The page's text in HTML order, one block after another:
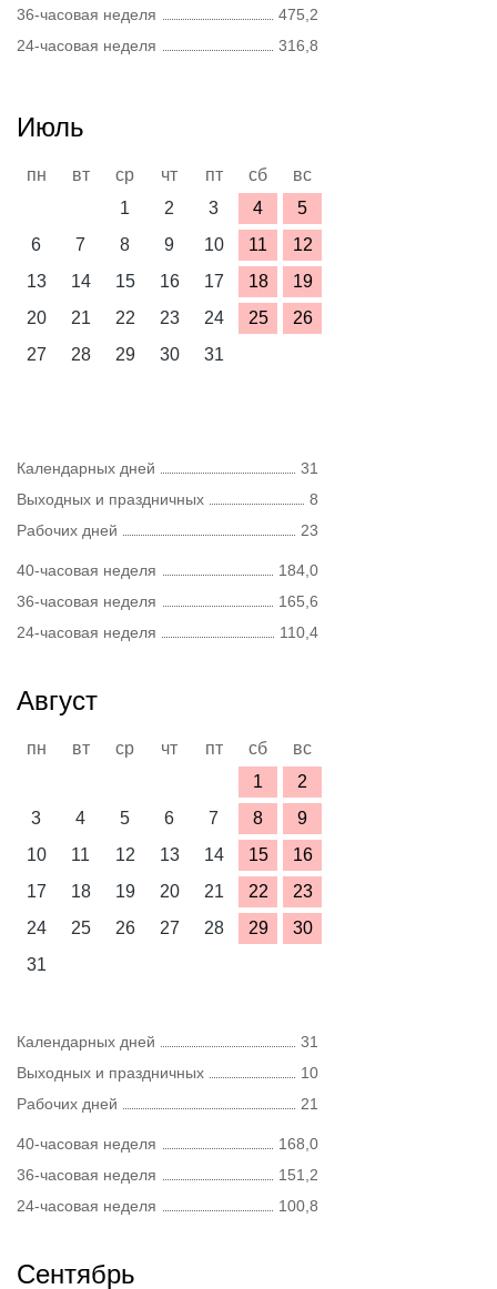
36-часовая неделя
475,2
24-часовая неделя
316,8
Июль
пн вт ср чт пт сб
вс
1
2 3 4
5
6
7 8 9 10 11
12
13
14 15 16 17 18
19
20
21 22 23 24 25
26
27
28 29 30 31
Календарных дней
31
Выходных и праздничных
8
Рабочих дней
23
40-часовая неделя
184,0
36-часовая неделя
165,6
24-часовая неделя
110,4
Август
пн вт ср чт пт сб
вс
1
2
3
4 5 6 7 8
9
10
11 12 13 14 15
16
17
18 19 20 21 22
23
24
25 26 27 28 29
30
31
Календарных дней
31
Выходных и праздничных
10
Рабочих дней
21
40-часовая неделя
168,0
36-часовая неделя
151,2
24-часовая неделя
100,8
Сентябрь